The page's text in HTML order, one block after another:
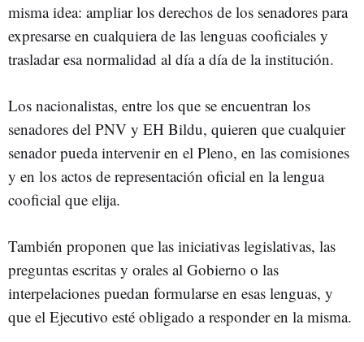
misma idea: ampliar los derechos de los senadores para
expresarse en cualquiera de las lenguas cooficiales y
trasladar esa normalidad al día a día de la institución.
Los nacionalistas, entre los que se encuentran los
senadores del PNV y EH Bildu, quieren que cualquier
senador pueda intervenir en el Pleno, en las comisiones
y en los actos de representación oficial en la lengua
cooficial que elija.
También proponen que las iniciativas legislativas, las
preguntas escritas y orales al Gobierno o las
interpelaciones puedan formularse en esas lenguas, y
que el Ejecutivo esté obligado a responder en la misma.